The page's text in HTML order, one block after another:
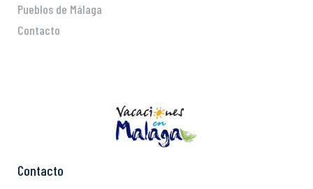
Pueblos de Málaga
Contacto
Contacto